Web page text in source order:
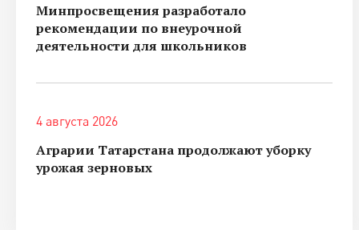
Минпросвещения разработало
рекомендации по внеурочной
деятельности для школьников
4 августа 2026
Аграрии Татарстана продолжают уборку
урожая зерновых